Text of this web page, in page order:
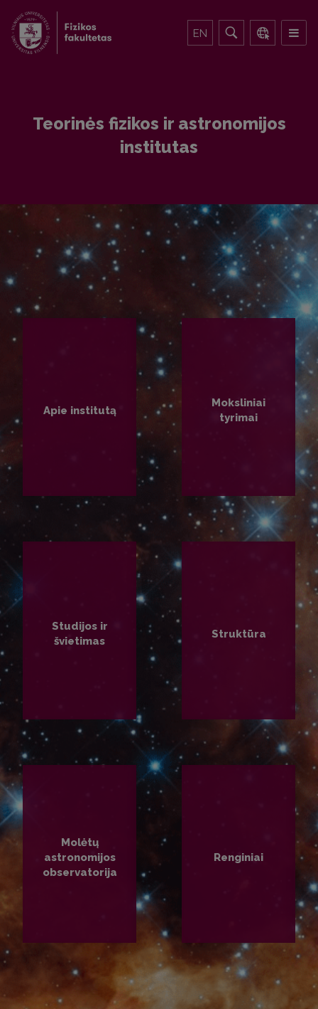
EN
Teorinės fizikos ir astronomijos
institutas
Apie institutą
Moksliniai
tyrimai
Studijos ir
švietimas
Struktūra
Molėtų
astronomijos
observatorija
Renginiai